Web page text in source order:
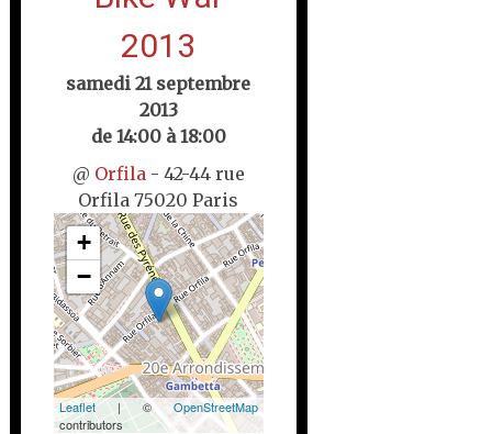
2013
samedi 21 septembre
2013
de 14:00 à 18:00
@ Orfila- 42-44 rue
Orfila 75020 Paris
+
−
Leaflet| © OpenStreetMap
contributors